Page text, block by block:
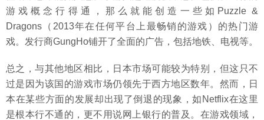
游戏概念行得通，那么就能创造一些如Puzzle &
Dragons（2013年在任何平台上最畅销的游戏）的热门游
戏。发行商GungHo铺开了全面的广告，包括地铁、电视等。
总之，与其他地区相比，日本市场可能较为特别，但这只不
过是因为该国的游戏市场仍领先于西方地区数年。然而，日
本在某些方面的发展却出现了倒退的现象，如Netflix在这里
是根本行不通的，更不用说网上银行的普及。在游戏领域，